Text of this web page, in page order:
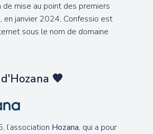
de mise au point des premiers
en janvier 2024, Confessio est
sous le nom de domaine
🧡
l’association Hozana, qui a pour